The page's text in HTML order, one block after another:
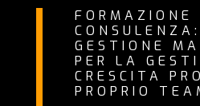
FORMAZIONE
GESTIONE
PER LA
CRESCITA
PROPRIO